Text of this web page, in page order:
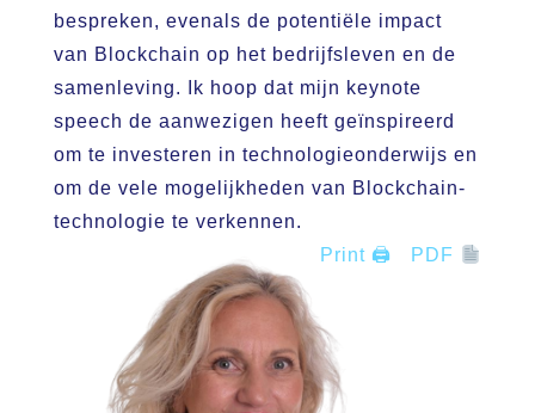
bespreken, evenals de potentiële impact
van Blockchain op het bedrijfsleven en de
samenleving. Ik hoop dat mijn keynote
speech de aanwezigen heeft geïnspireerd
om te investeren in technologieonderwijs en
om de vele mogelijkheden van Blockchain-
technologie te verkennen.
Print 🖨
PDF